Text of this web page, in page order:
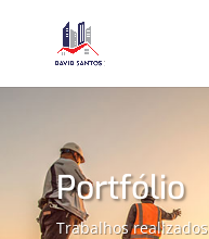
Portfólio
Trabalhos realizados